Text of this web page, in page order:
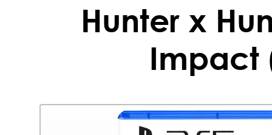
Hunter x
Impact